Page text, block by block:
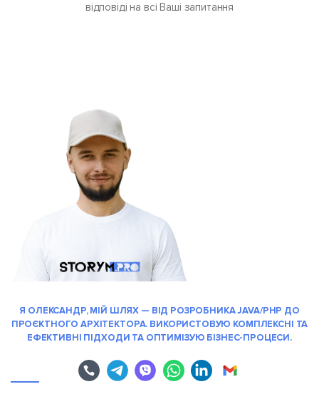
відповіді на всі Ваші запитання
Я ОЛЕКСАНДР, МІЙ ШЛЯХ — ВІД РОЗРОБНИКА JAVA/PHP ДО
ПРОЄКТНОГО АРХІТЕКТОРА. ВИКОРИСТОВУЮ КОМПЛЕКСНІ ТА
ЕФЕКТИВНІ ПІДХОДИ ТА ОПТИМІЗУЮ БІЗНЕС-ПРОЦЕСИ.